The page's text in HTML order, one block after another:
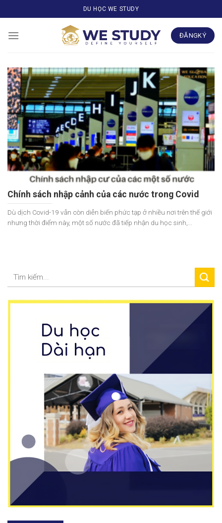
to
content
DU HỌC WE STUDY
ĐĂNGKÝ
Chính sách nhập cảnh của các nước trong Covid
Dù dịch Covid-19 vẫn còn diễn biến phức tạp ở nhiều nơi trên thế giới
nhưng thời điểm này, một số nước đã tiếp nhận du học sinh,...